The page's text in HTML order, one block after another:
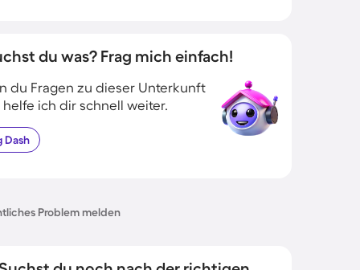
du was? Frag mich einfach!
du Fragen zu dieser Unterkunft
helfe ich dir schnell weiter.
Dash
Problem melden